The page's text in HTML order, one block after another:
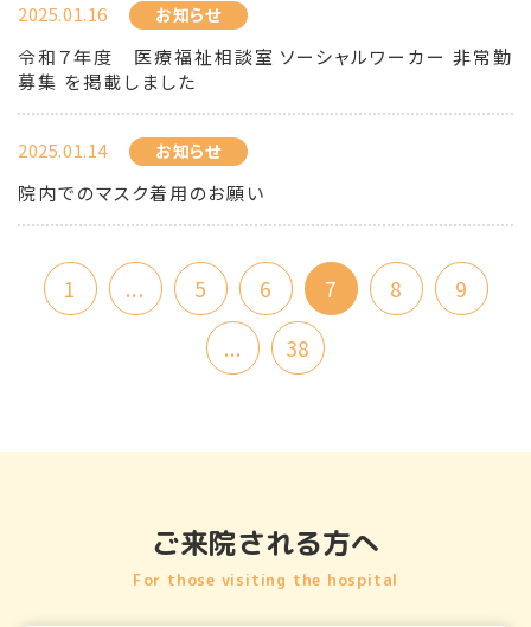
2025.01.16 お知らせ
令和７年度 医療福祉相談室 ソーシャルワーカー 非常勤
募集 を掲載しました
2025.01.14 お知らせ
院内でのマスク着用のお願い
1 ... 5 6 7 8
9
...
38
ご来院される方へ
For those visiting the hospital